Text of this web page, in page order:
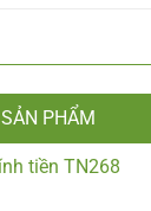
SẢN PHẨM
tiền TN268